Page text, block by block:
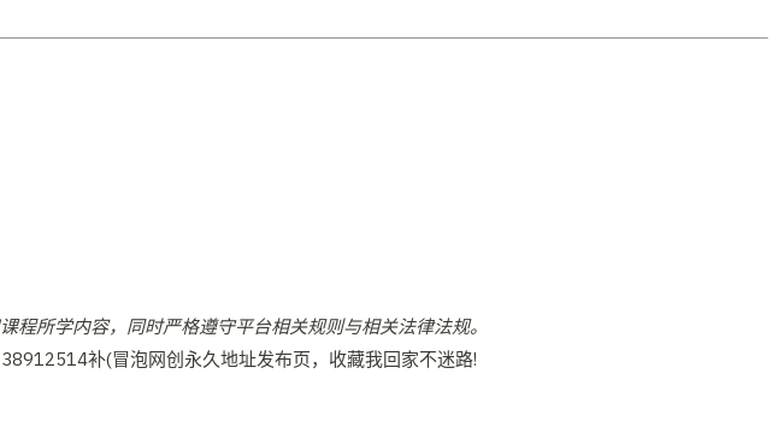
所学内容，同时严格遵守平台相关规则与相关法律法规。
补(冒泡网创永久地址发布页，收藏我回家不迷路!